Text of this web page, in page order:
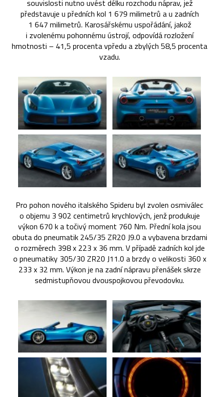
souvislosti nutno uvést délku rozchodu náprav, jež
představuje u předních kol 1 679 milimetrů a u zadních
1 647 milimetrů. Karosářskému uspořádání, jakož
i zvolenému pohonnému ústrojí, odpovídá rozložení
hmotnosti – 41,5 procenta vpředu a zbylých 58,5 procenta
vzadu.
Pro pohon nového italského Spideru byl zvolen osmiválec
o objemu 3 902 centimetrů krychlových, jenž produkuje
výkon 670 k a točivý moment 760 Nm. Přední kola jsou
obuta do pneumatik 245/35 ZR20 J9.0 a vybavena brzdami
o rozměrech 398 x 223 x 36 mm. V případě zadních kol jde
o pneumatiky 305/30 ZR20 J11.0 a brzdy o velikosti 360 x
233 x 32 mm. Výkon je na zadní nápravu přenášek skrze
sedmistupňovou dvouspojkovou převodovku.